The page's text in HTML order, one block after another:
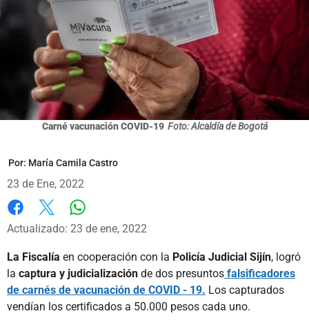
Carné vacunación COVID-19 Foto: Alcaldía de Bogotá
Por: María Camila Castro
23 de Ene, 2022
Facebook
X
Actualizado: 23 de ene, 2022
La Fiscalía en cooperación con la Policía Judicial Sijín, logró
la captura y judicialización de dos presuntos falsificadores
de carnés de vacunación de COVID - 19. Los capturados
vendían los certificados a 50.000 pesos cada uno.